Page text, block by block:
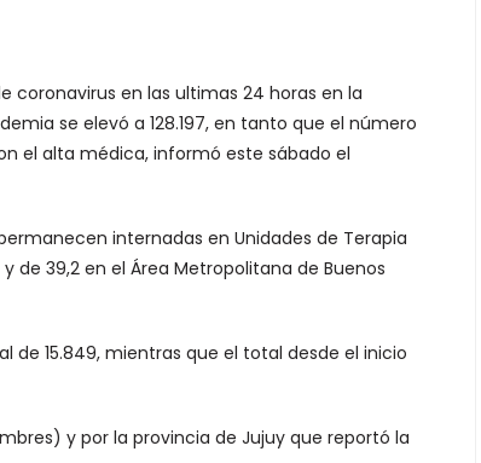
coronavirus en las ultimas 24 horas en la
se elevó a 128.197, en tanto que el número
el alta médica, informó este sábado el
internadas en Unidades de Terapia
de 39,2 en el Área Metropolitana de Buenos
de 15.849, mientras que el total desde el inicio
y por la provincia de Jujuy que reportó la